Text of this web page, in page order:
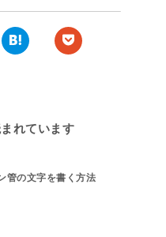
れています
管の文字を書く方法